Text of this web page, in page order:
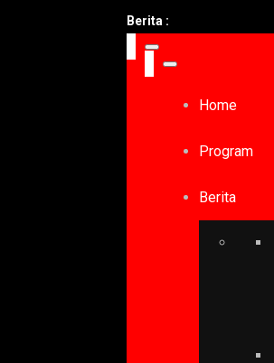
Berita :
Home
Program
Berita